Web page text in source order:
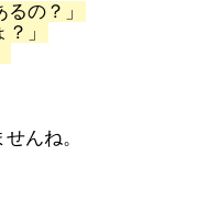
の？」
」
んね。